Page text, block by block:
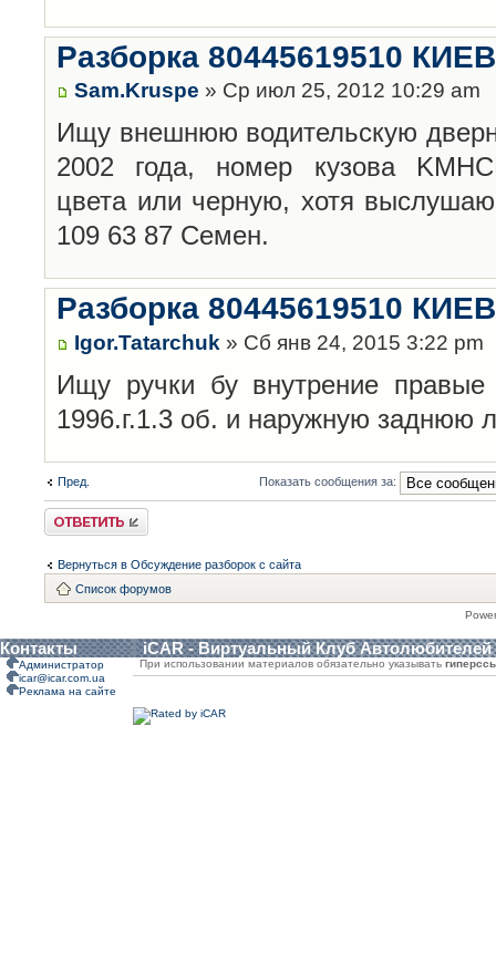
Разборка 80445619510 КИЕВ
Sam.Kruspe » Ср июл 25, 2012 10:29 am
Ищу внешнюю водительскую
2002 года, номер кузова
цвета или черную, хотя
109 63 87 Семен.
Разборка 80445619510 КИЕВ
Igor.Tatarchuk » Сб янв 24, 2015 3:22 pm
Ищу ручки бу внутрение
1996.г.1.3 об. и наружную заднюю
Пред. Показать сообщения за:
Ответить
Вернуться в Обсуждение разборок с сайта
Список форумов
Контакты iCAR - Виртуальный Клуб Автолюбителей
Администратор
icar@icar.com.ua
Реклама на сайте
При использовании материалов обязательно указывать